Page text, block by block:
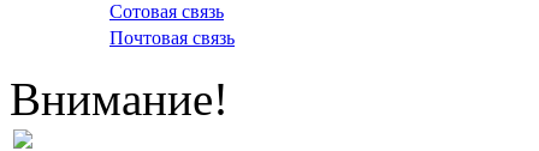
Сотовая связь
Почтовая связь
Внимание!